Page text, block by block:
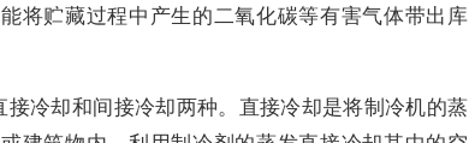
将贮藏过程中产生的二氧化碳等有害气体带出库
冷却和间接冷却两种。直接冷却是将制冷机的蒸